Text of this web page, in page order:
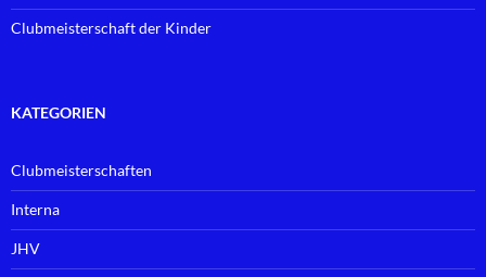
Clubmeisterschaft der Kinder
KATEGORIEN
Clubmeisterschaften
Interna
JHV